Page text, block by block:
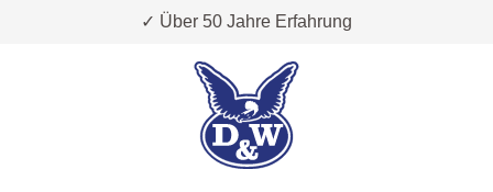
Zum Hauptinhalt springen✓ Über 50 Jahre Erfahrung